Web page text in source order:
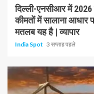
दिल्ली-एनसीआर में
कीमतों में सालाना आधार
मतलब यह है | व्यापार
India Spot 3 सप्ताह पहले